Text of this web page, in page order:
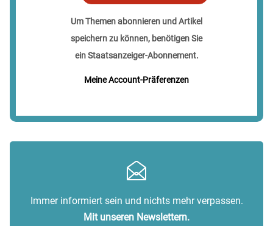
Um Themen abonnieren und Artikel
speichern zu können, benötigen Sie
ein Staatsanzeiger-Abonnement.
Meine Account-Präferenzen
Immer informiert sein und nichts mehr verpassen.
Mit unseren Newslettern.